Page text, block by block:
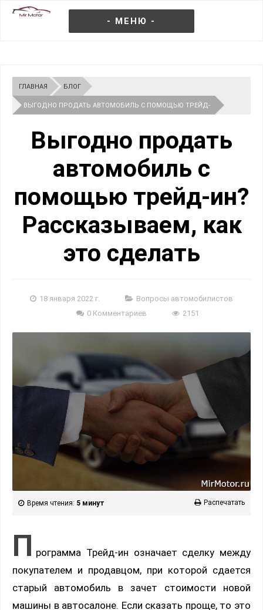
- МЕНЮ -
ГЛАВНАЯ БЛОГ
ВЫГОДНО ПРОДАТЬ АВТОМОБИЛЬ С ПОМОЩЬЮ ТРЕЙД-
Выгодно продать
автомобиль с
помощью трейд-ин?
Рассказываем, как
это сделать
18 января 2022 г.
Вопросы автомобилистов
0 Комментариев
2151
Время чтения: 5 минут Распечатать
П рограмма Трейд-ин означает сделку между
покупателем и продавцом, при которой сдается
старый автомобиль в зачет стоимости новой
машины в автосалоне. Если сказать проще, то это